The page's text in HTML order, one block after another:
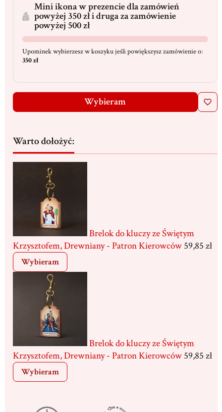
Mini ikona w prezencie dla zamówień
powyżej 350 zł i druga za zamówienie
powyżej 500 zł
Upominek wybierzesz w koszyku jeśli powiększysz zamówienie o:
350 zł
Wybieram
Warto dołożyć:
Brelok do kluczy ze Świętym
Krzysztofem, Drewniany - Patron Kierowców 59,85 zł
Wybieram
Brelok do kluczy ze Świętym
Krzysztofem, Drewniany - Patron Kierowców 59,85 zł
Wybieram